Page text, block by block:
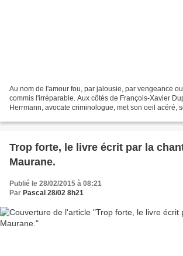
Au nom de l'amour fou, par jalousie, par vengeance
commis l'irréparable. Aux côtés de François-Xavier
Herrmann, avocate criminologue, met son oeil acéré,
Trop forte, le livre écrit par la
Maurane.
Publié le 28/02/2015 à 08:21
Par Pascal 28/02 8h21